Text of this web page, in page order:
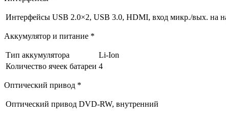
Интерфейсы USB 2.0×2, USB 3.0, HDMI, вход микр./вых. на
Аккумулятор и питание *
Тип аккумулятора
Li-Ion
Количество ячеек батареи 4
Оптический привод *
Оптический привод DVD-RW, внутренний